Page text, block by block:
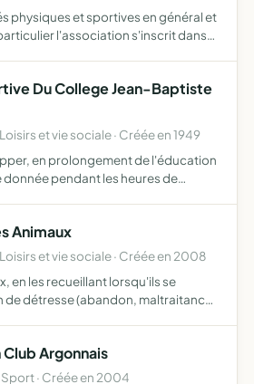
physiques et sportives en général et
l'association s'inscrit dans
Du College Jean-Baptiste
et vie sociale · Créée en 1949
en prolongement de l'éducation
pendant les heures de
Animaux
et vie sociale · Créée en 2008
en les recueillant lorsqu'ils se
détresse (abandon, maltraitance,
Argonnais
· Créée en 2004